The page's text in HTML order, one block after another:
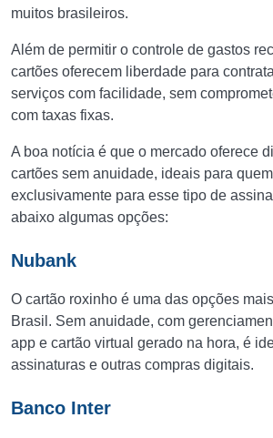
muitos brasileiros.
Além de permitir o controle de gastos
cartões oferecem liberdade para
serviços com facilidade, sem
com taxas fixas.
A boa notícia é que o mercado oferece
cartões sem anuidade, ideais para
exclusivamente para esse tipo de
abaixo algumas opções:
Nubank
O cartão roxinho é uma das opções
Brasil. Sem anuidade, com
app e cartão virtual gerado na hora, é
assinaturas e outras compras digitais.
Banco Inter